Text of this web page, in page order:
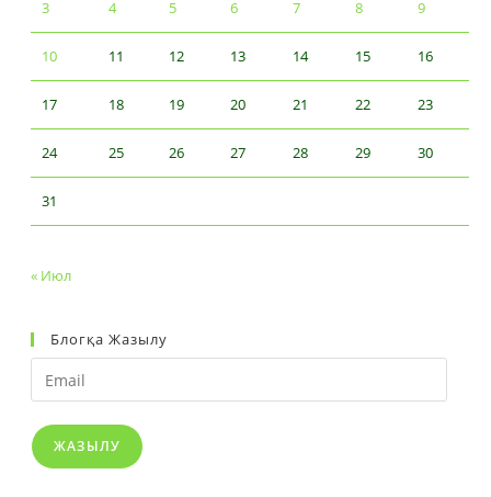
3 4 5 6 7 8 9
10 11 12 13 14 15 16
17 18 19 20 21 22 23
24 25 26 27 28 29 30
31
« Июл
Блогқа Жазылу
Email
ЖАЗЫЛУ